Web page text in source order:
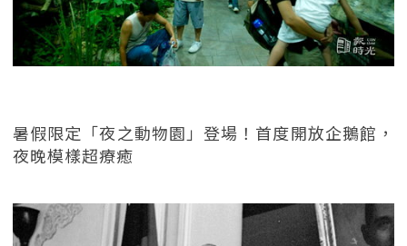
暑假限定「夜之動物園」登場！首度開放企鵝館，
夜晚模樣超療癒